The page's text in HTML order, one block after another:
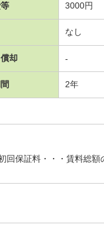
3000円
なし
却 -
2年
回保証料・・・賃料総